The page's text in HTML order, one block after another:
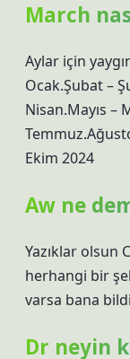
March
Aylar için
Ocak.Şubat –
Nisan.Mayıs –
Ekim 2024
Aw ne
Yazıklar olsun
herhangi bir
varsa bana
Dr neyin